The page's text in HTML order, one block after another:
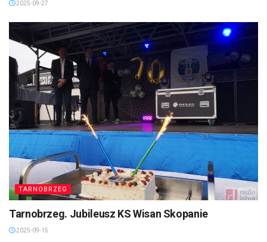
2025-09-27
TARNOBRZEG
Tarnobrzeg. Jubileusz KS Wisan Skopanie
2025-09-15